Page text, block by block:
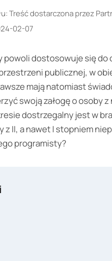
Treść dostarczona przez
02-07
powoli dostosowuje się
publicznej, w
mają natomiast
swoją załogę o osoby
dostrzegalny jest w
z II, a nawet I stopniem
programisty?